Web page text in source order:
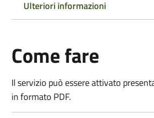
Ulteriori informazioni
Come fare
Il servizio può essere attivato
in formato PDF.